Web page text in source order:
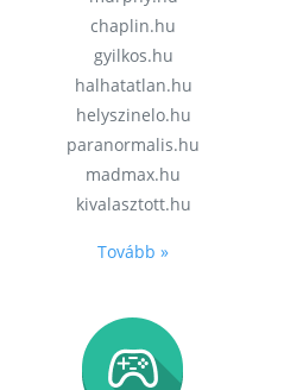
chaplin.hu
gyilkos.hu
halhatatlan.hu
helyszinelo.hu
paranormalis.hu
madmax.hu
kivalasztott.hu
Tovább »